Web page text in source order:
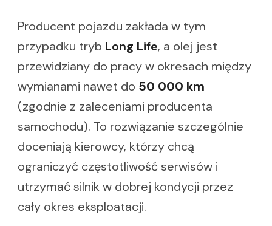
Producent pojazdu zakłada w tym
przypadku tryb Long Life, a olej jest
przewidziany do pracy w okresach między
wymianami nawet do 50 000 km
(zgodnie z zaleceniami producenta
samochodu). To rozwiązanie szczególnie
doceniają kierowcy, którzy chcą
ograniczyć częstotliwość serwisów i
utrzymać silnik w dobrej kondycji przez
cały okres eksploatacji.